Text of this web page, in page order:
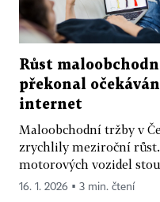
Růst
překonal
internet
Maloobchodní tržby v
zrychlily meziroční růst.
motorových vozidel
16. 1. 2026 ▪ 3 min. čtení